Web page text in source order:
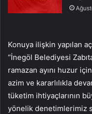
Konuya ilişkin yapılan
“İnegöl Belediyesi
ramazan ayını huzur
azim ve kararlılıkla
tüketim ihtiyaçlarının
yönelik denetimlerimiz